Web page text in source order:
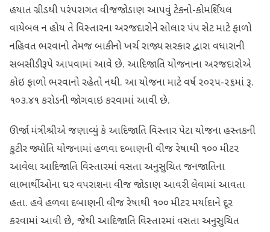
હયાત ગ્રીડથી પરંપરાગત વીજજોડાણ આપવું ટેકનો-કોમર્શિયલ
વાયેબલ ન હોય તે વિસ્તારના અરજદારોને સોલાર પંપ સેટ માટે ફાળો
નહિવત ભરવાનો તેમજ બાકીનો ખર્ચ રાજ્ય સરકાર દ્વારા વધારાની
સબસીડીરૂપે આપવામાં આવે છે. આદિજાતિ યોજનાના અરજદારોએ
કોઇ ફાળો ભરવાનો રહેતો નથી. આ યોજના માટે વર્ષ ૨૦૨૫-૨૬માં રૂ.
૧૦૩.૪૧ કરોડની જોગવાઇ કરવામાં આવી છે.
ઊર્જા મંત્રીશ્રીએ જણાવ્યું કે આદિજાતિ વિસ્તાર પેટા યોજના હસ્તકની
કુટીર જ્યોતિ યોજનામાં હળવા દબાણની વીજ રેષાથી ૧૦૦ મીટર
આવેલા આદિજાતિ વિસ્તારમાં વસતા અનુસુચિત જનજાતિના
લાભાર્થીઓના ઘર વપરાશના વીજ જોડાણ આવરી લેવામાં આવતા
હતા. હવે હળવા દબાણની વીજ રેષાથી ૧૦૦ મીટર મર્યાદાને દૂર
કરવામાં આવી છે, જેથી આદિજાતિ વિસ્તારમાં વસતા અનુસુચિત